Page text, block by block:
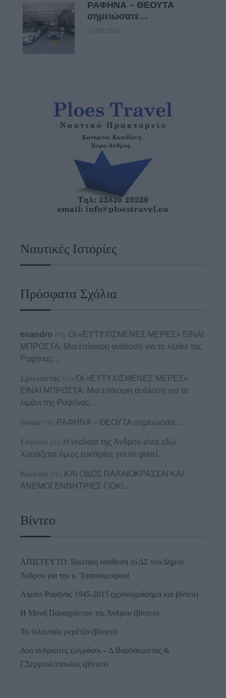
ΡΑΦΗΝΑ – ΘΕΟΥΤΑ
σημειώσατε…
05/08/2026
Ναυτικές Ιστορίες
Πρόσφατα Σχόλια
enandro στο ΟΙ «ΕΥΤΥΧΙΣΜΕΝΕΣ ΜΕΡΕΣ» ΕΙΝΑΙ
ΜΠΡΟΣΤΑ: Μια επίκαιρη ανάλυση για το λιμάνι της
Ραφήνας…
Σχολιαστής στο ΟΙ «ΕΥΤΥΧΙΣΜΕΝΕΣ ΜΕΡΕΣ»
ΕΙΝΑΙ ΜΠΡΟΣΤΑ: Μια επίκαιρη ανάλυση για το
λιμάνι της Ραφήνας…
Sonar στο ΡΑΦΗΝΑ – ΘΕΟΥΤΑ σημειώσατε…
Ευγενία στο Η νεολαία της Άνδρου είναι εδώ.
Χρειάζεται όμως ευκαιρίες για να φανεί.
Κωστας στο ΚΑΙ ΟΔΟΣ ΠΑΛΑIΟΚΡΑΣΣΑ! ΚΑΙ
ΑΝΕΜΟΓΕΝΝΗΤΡΙΕΣ ΓΙΟΚ!…
Βίντεο
ΑΠΙΣΤΕΥΤΟ: Ιδιωτική υπόθεση το ΔΣ του Δήμου
Άνδρου για την κ. Τσατσομοίρου!
Λιμάνι Ραφήνας 1945-2015 (χρονογράφημα και βίντεο)
Η Μονή Παναχράντου της Άνδρου (βίντεο)
Το τελευταίο ρεμέτζο (βίντεο)
Δύο ανδριώτες ζωγράφοι – Δ.Βαρδακώστας &
Γ.Σεργουλόπουλος (βίντεο)